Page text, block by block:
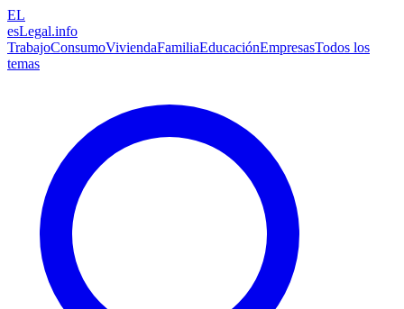
EL
esLegal.info
TrabajoConsumoViviendaFamiliaEducaciónEmpresasTodos los
temas